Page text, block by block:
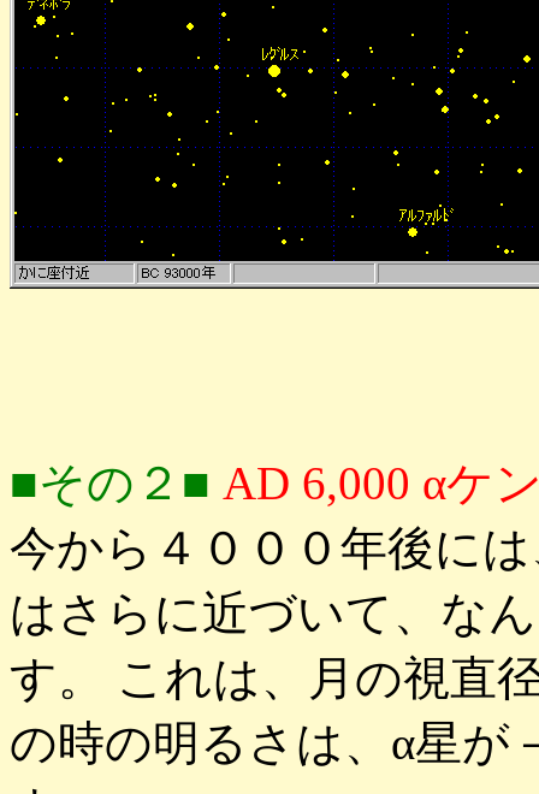
■その２■ AD 6,000 αケ
今から４０００年後に
はさらに近づいて、な
す。 これは、月の視直
の時の明るさは、α星が